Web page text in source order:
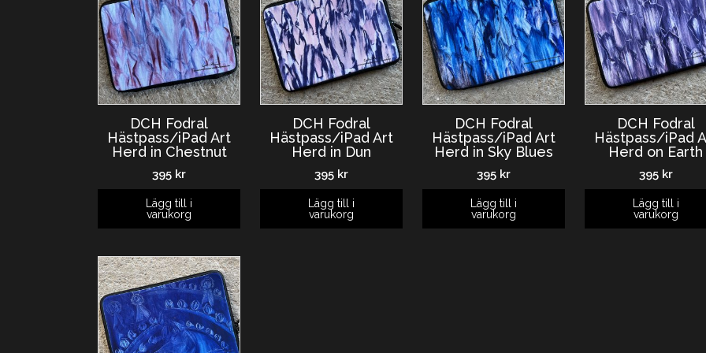
DCH Fodral
Hästpass/iPad Art
Herd in Chestnut
395 kr
Lägg till i
varukorg
DCH Fodral
Hästpass/iPad Art
Herd in Dun
395 kr
Lägg till i
varukorg
DCH Fodral
Hästpass/iPad Art
Herd in Sky Blues
395 kr
Lägg till i
varukorg
DCH Fodral
Hästpass/iPad
Herd on Earth
395 kr
Lägg till i
varukorg